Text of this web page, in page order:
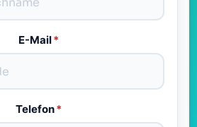
E-Mail*
Telefon*